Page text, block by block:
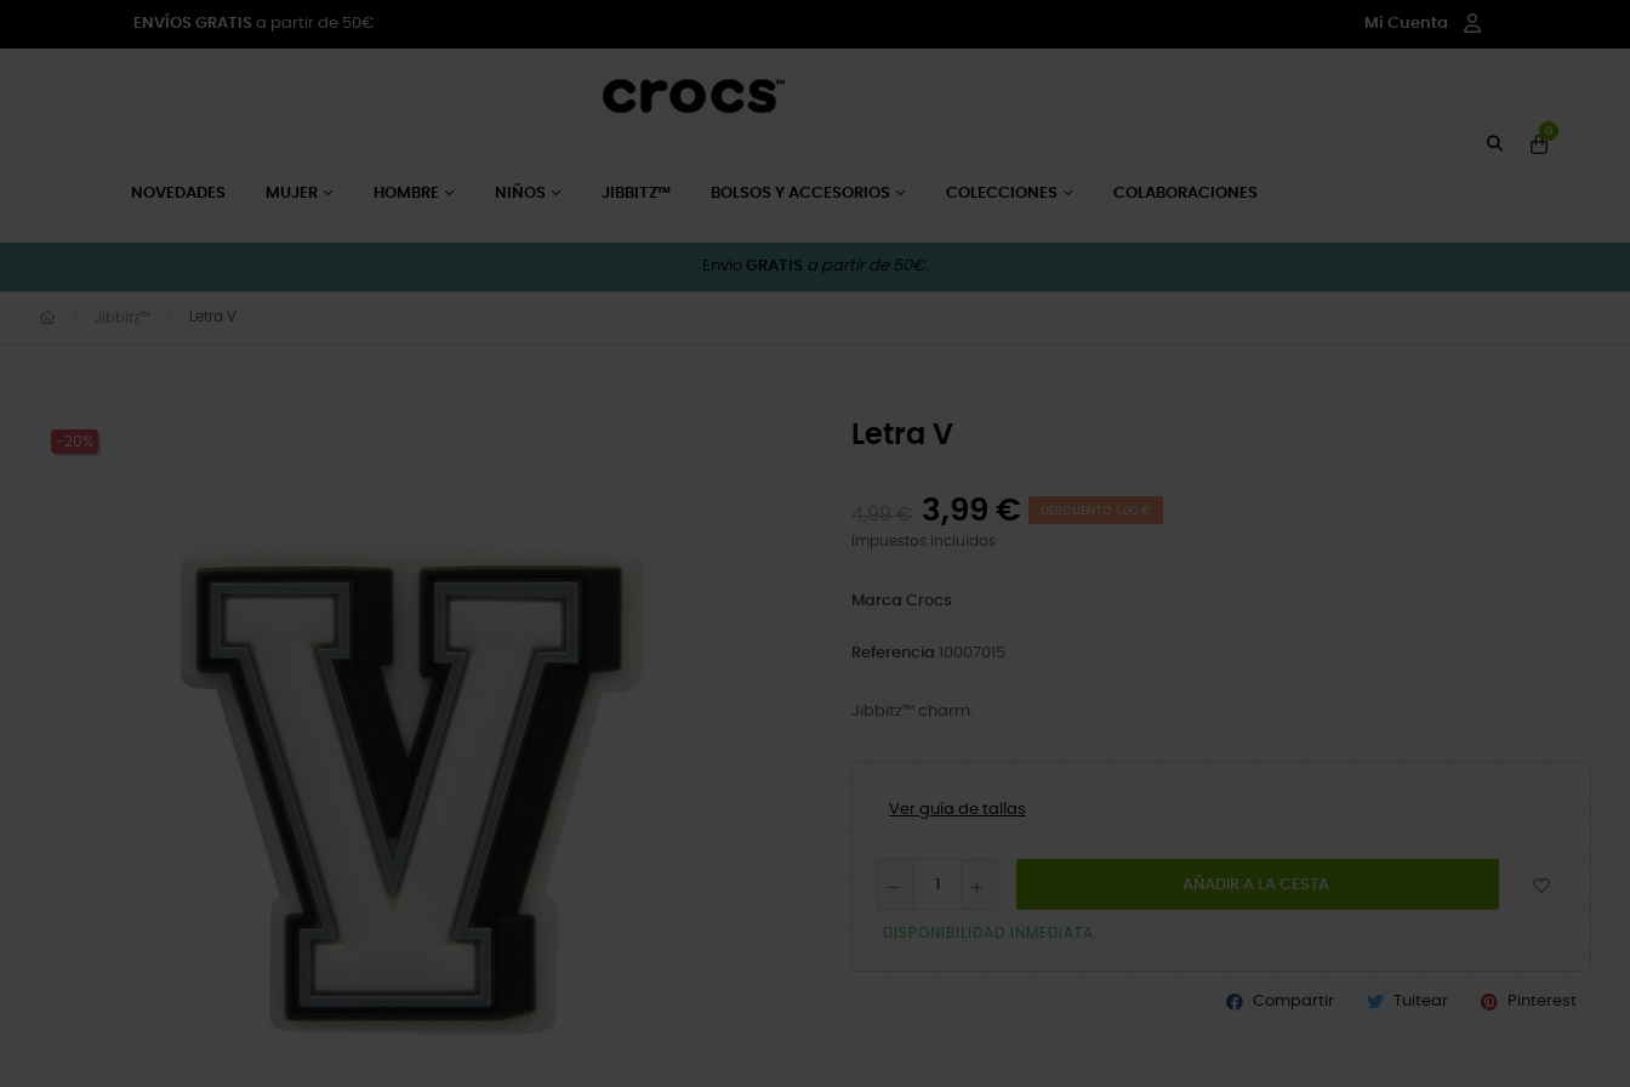
ENVÍOS GRATIS a partir de 50€ Mi Cuenta
NOVEDADES MUJER HOMBRE NIÑOS JIBBITZ™ BOLSOS Y ACCESORIOS COLECCIONES COLABORACIONES
0
Envío GRATIS a partir de 50€.
Jibbitz™ Letra V
-20% Letra V
3,99 € DESCUENTO 1,00 €
Impuestos incluidos
Marca Crocs
Referencia 10007015
Jibbitz™ charm.
Ver guía de tallas
AÑADIR A LA CESTA
DISPONIBILIDAD INMEDIATA
Compartir Tuitear Pinterest